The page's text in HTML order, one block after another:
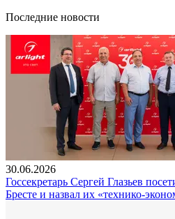
Последние новости
30.06.2026
Госсекретарь Сергей Глазьев
Бресте и назвал их «технико-